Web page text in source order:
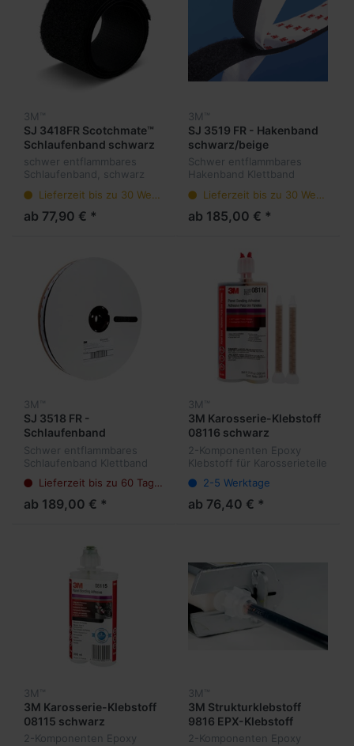
3M™
SJ 3418FR Scotchmate™
Schlaufenband schwarz
schwer entflammbares
Schlaufenband, schwarz
Lieferzeit bis zu 30 Werktage
ab 77,90 € *
3M™
SJ 3519 FR - Hakenband
schwarz/beige
Schwer entflammbares
Hakenband Klettband
Flexibles Klettband mit
klebestarkem
Kautschukkleber.
Lieferzeit bis zu 30 Werktage
ab 185,00 € *
3M™
SJ 3518 FR -
Schlaufenband
schwarz/beige
Schwer entflammbares
Schlaufenband Klettband
Kautschukkleber. Flexibles
Klettband mit klebestarkem
Kautschukkleber.
Lieferzeit bis zu 60 Tagen
ab 189,00 € *
3M™
3M Karosserie-Klebstoff
08116 schwarz
2-Komponenten Epoxy
Klebstoff für Karosserieteile
2-5 Werktage
ab 76,40 € *
3M™
3M Karosserie-Klebstoff
08115 schwarz
2-Komponenten Epoxy
3M™
3M Strukturklebstoff
9816 EPX-Klebstoff
2-Komponenten Epoxy